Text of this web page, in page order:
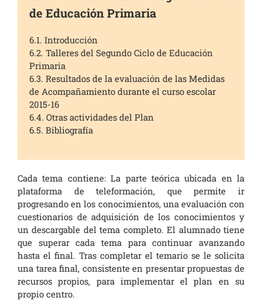
de Educación Primaria
6.1. Introducción
6.2. Talleres del Segundo Ciclo de Educación
Primaria
6.3. Resultados de la evaluación de las Medidas
de Acompañamiento durante el curso escolar
2015-16
6.4. Otras actividades del Plan
6.5. Bibliografía
Cada tema contiene: La parte teórica ubicada en la
plataforma de teleformación, que permite ir
progresando en los conocimientos, una evaluación con
cuestionarios de adquisición de los conocimientos y
un descargable del tema completo. El alumnado tiene
que superar cada tema para continuar avanzando
hasta el final. Tras completar el temario se le solicita
una tarea final, consistente en presentar propuestas de
recursos propios, para implementar el plan en su
propio centro.